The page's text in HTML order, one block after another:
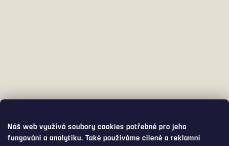
Náš web využívá soubory cookies potřebné pro jeho
fungování a analytiku. Také používáme cílené a reklamní